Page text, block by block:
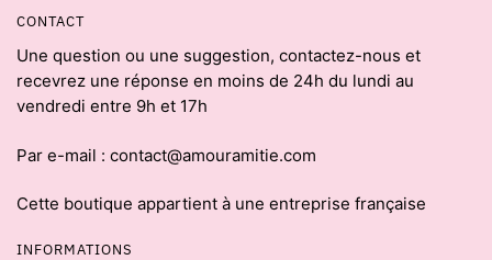
CONTACT
Une question ou une suggestion, contactez-nous et
recevrez une réponse en moins de 24h du lundi au
vendredi entre 9h et 17h
Par e-mail : contact@amouramitie.com
Cette boutique appartient à une entreprise française
INFORMATIONS